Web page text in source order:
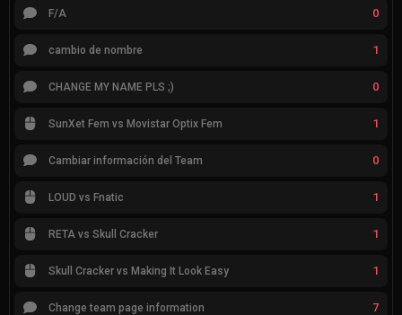
F/A 0
cambio de nombre 1
CHANGE MY NAME PLS ;) 0
SunXet Fem vs Movistar Optix Fem 1
Cambiar información del Team 0
LOUD vs Fnatic 1
RETA vs Skull Cracker 1
Skull Cracker vs Making It Look Easy 1
Change team page information 7